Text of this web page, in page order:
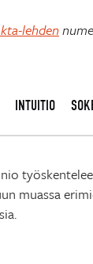
lehden
INTUITIO
muassa